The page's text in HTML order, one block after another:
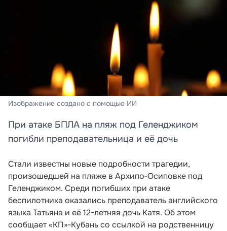
Изображение создано с помощью ИИ
При атаке БПЛА на пляж под Геленджиком
погибли преподавательница и её дочь
Стали известны новые подробности трагедии,
произошедшей на пляже в Архипо‑Осиповке под
Геленджиком. Среди погибших при атаке
беспилотника оказались преподаватель английского
языка Татьяна и её 12-летняя дочь Катя. Об этом
сообщает «КП»‑Кубань со ссылкой на родственницу